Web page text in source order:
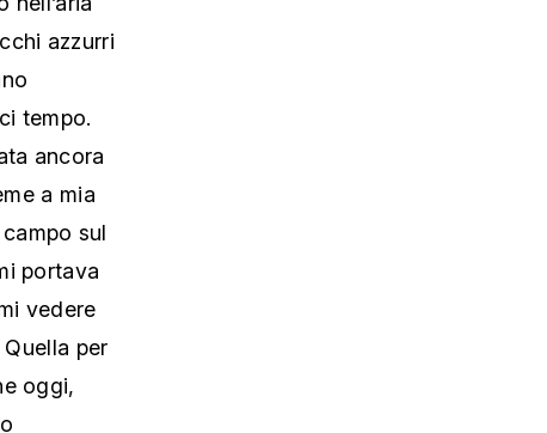
azzurri
tempo.
ancora
a mia
sul
portava
vedere
per
oggi,